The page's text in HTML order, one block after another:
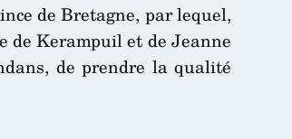
de Bretagne, par lequel,
Kerampuil et de Jeanne
de prendre la qualité